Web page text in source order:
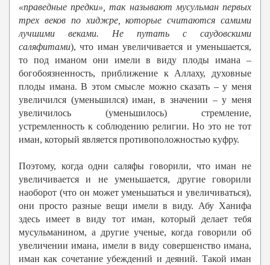
«праведные предки», так называют мусульман первых
трех веков по хиджре, которые считаются самими
лучшими веками. Не путать с саудовскими
саляфитами), что иман увеличивается и уменьшается,
то под иманом они имели в виду плоды имана –
богобоязненность, приближение к Аллаху, духовные
плоды имана. В этом смысле можно сказать – у меня
увеличился (уменьшился) иман, в значении – у меня
увеличилось (уменьшилось) стремление,
устремленность к соблюдению религии. Но это не тот
иман, который является противоположностью куфру.
Поэтому, когда одни саляфы говорили, что иман не
увеличивается и не уменьшается, другие говорили
наоборот (что он может уменьшаться и увеличиваться),
они просто разные вещи имели в виду. Абу Ханифа
здесь имеет в виду тот иман, который делает тебя
мусульманином, а другие ученые, когда говорили об
увеличении имана, имели в виду совершенство имана,
иман как сочетание убеждений и деяний. Такой иман